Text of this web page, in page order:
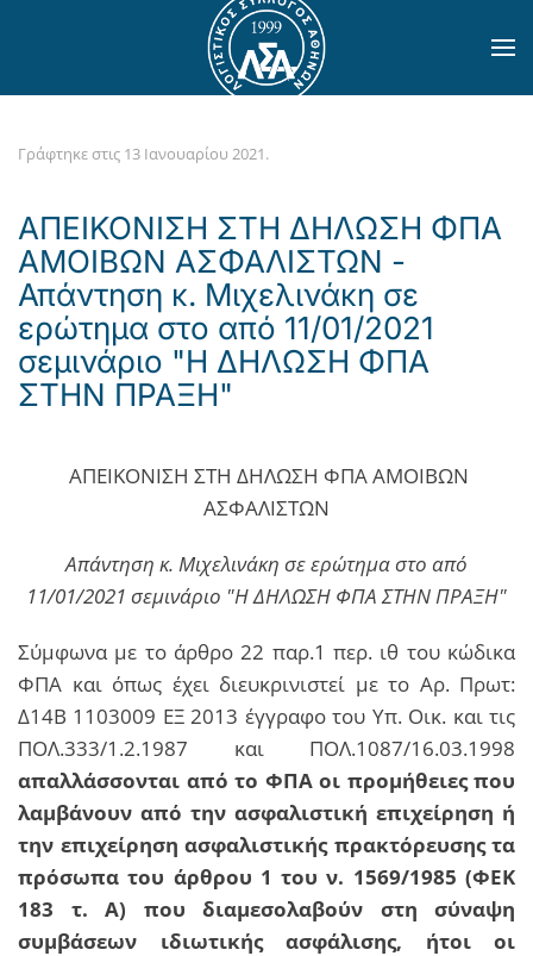
Skip to main content
Γράφτηκε στις 13 Ιανουαρίου 2021.
ΑΠΕΙΚΟΝΙΣΗ ΣΤΗ ΔΗΛΩΣΗ ΦΠΑ
ΑΜΟΙΒΩΝ ΑΣΦΑΛΙΣΤΩΝ -
Απάντηση κ. Μιχελινάκη σε
ερώτημα στο από 11/01/2021
σεμινάριο "Η ΔΗΛΩΣΗ ΦΠΑ
ΣΤΗΝ ΠΡΑΞΗ"
ΑΠΕΙΚΟΝΙΣΗ ΣΤΗ ΔΗΛΩΣΗ ΦΠΑ ΑΜΟΙΒΩΝ
ΑΣΦΑΛΙΣΤΩΝ
Απάντηση κ. Μιχελινάκη σε ερώτημα στο από
11/01/2021 σεμινάριο "Η ΔΗΛΩΣΗ ΦΠΑ ΣΤΗΝ ΠΡΑΞΗ"
Σύμφωνα με το άρθρο 22 παρ.1 περ. ιθ του κώδικα
ΦΠΑ και όπως έχει διευκρινιστεί με το Αρ. Πρωτ:
Δ14Β 1103009 ΕΞ 2013 έγγραφο του Υπ. Οικ. και τις
ΠΟΛ.333/1.2.1987 και ΠΟΛ.1087/16.03.1998
απαλλάσσονται από το ΦΠΑ οι προμήθειες που
λαμβάνουν από την ασφαλιστική επιχείρηση ή
την επιχείρηση ασφαλιστικής πρακτόρευσης τα
πρόσωπα του άρθρου 1 του ν. 1569/1985 (ΦΕΚ
183 τ. Α) που διαμεσολαβούν στη σύναψη
συμβάσεων ιδιωτικής ασφάλισης, ήτοι οι